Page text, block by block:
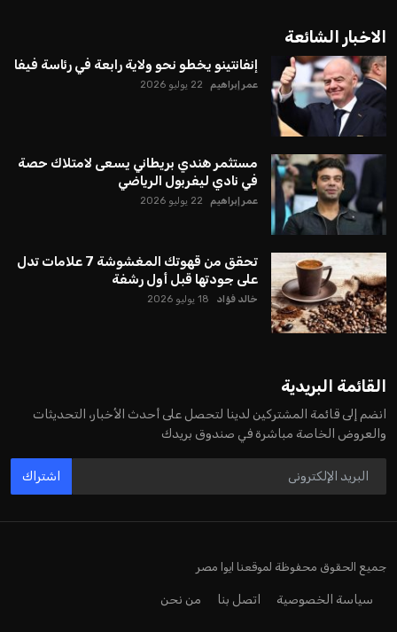
الاخبار الشائعة
إنفانتينو يخطو نحو ولاية رابعة في رئاسة فيفا
عمر إبراهيم 22 يوليو 2026
مستثمر هندي بريطاني يسعى لامتلاك حصة
في نادي ليفربول الرياضي
عمر إبراهيم 22 يوليو 2026
تحقق من قهوتك المغشوشة 7 علامات تدل
على جودتها قبل أول رشفة
خالد فؤاد 18 يوليو 2026
القائمة البريدية
انضم إلى قائمة المشتركين لدينا لتحصل على أحدث الأخبار، التحديثات
والعروض الخاصة مباشرة في صندوق بريدك
اشتراك
جميع الحقوق محفوظة لموقعنا ايوا مصر
سياسة الخصوصية اتصل بنا من نحن